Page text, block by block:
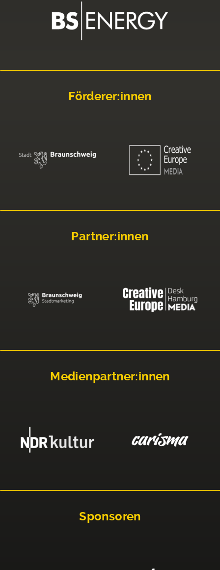
Förderer:innen
Partner:innen
Medienpartner:innen
Sponsoren